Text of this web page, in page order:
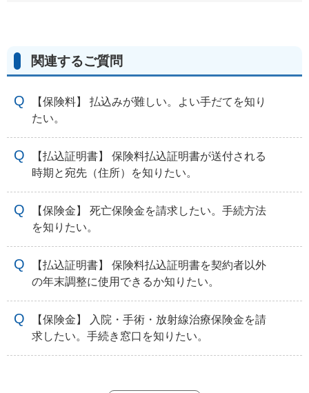
関連するご質問
【保険料】 払込みが難しい。よい手だてを知り
たい。
【払込証明書】 保険料払込証明書が送付される
時期と宛先（住所）を知りたい。
【保険金】 死亡保険金を請求したい。手続方法
を知りたい。
【払込証明書】 保険料払込証明書を契約者以外
の年末調整に使用できるか知りたい。
【保険金】 入院・手術・放射線治療保険金を請
求したい。手続き窓口を知りたい。